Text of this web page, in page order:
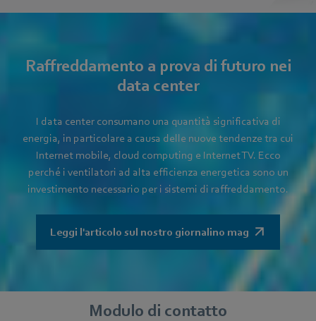
Raffreddamento a prova di futuro nei
data center
I data center consumano una quantità significativa di
energia, in particolare a causa delle nuove tendenze tra cui
Internet mobile, cloud computing e Internet TV. Ecco
perché i ventilatori ad alta efficienza energetica sono un
investimento necessario per i sistemi di raffreddamento.
Leggi l'articolo sul nostro giornalino mag
Modulo di contatto